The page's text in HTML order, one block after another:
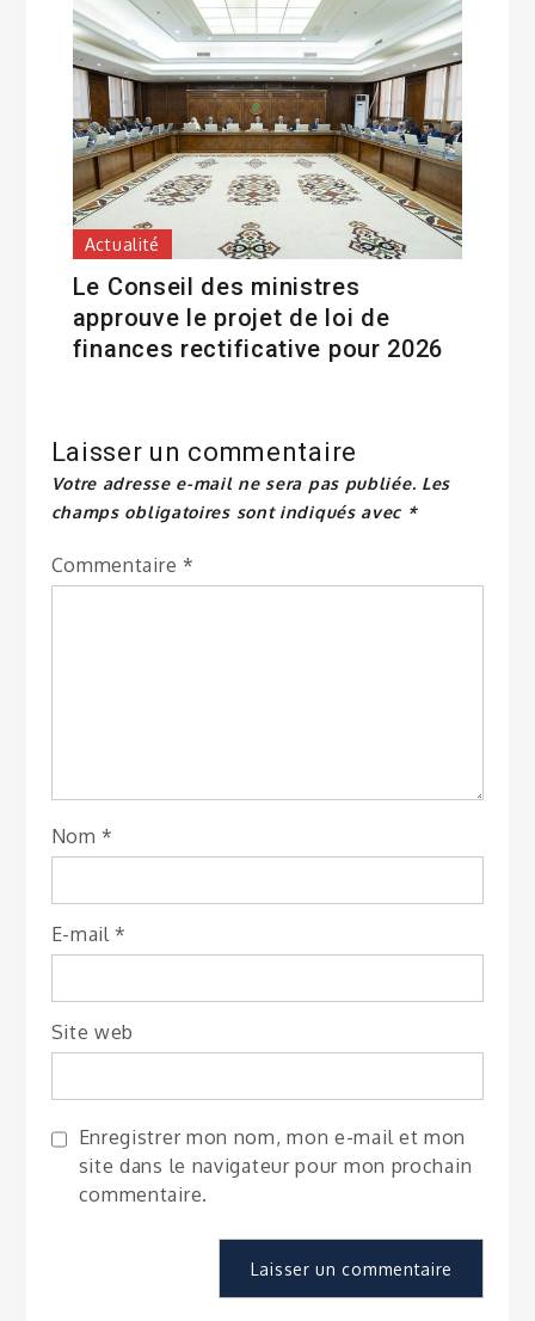
Actualité
Le Conseil des ministres
approuve le projet de loi de
finances rectificative pour 2026
Laisser un commentaire
Votre adresse e-mail ne sera pas publiée. Les
champs obligatoires sont indiqués avec *
Commentaire *
Nom *
E-mail *
Site web
Enregistrer mon nom, mon e-mail et mon
site dans le navigateur pour mon prochain
commentaire.